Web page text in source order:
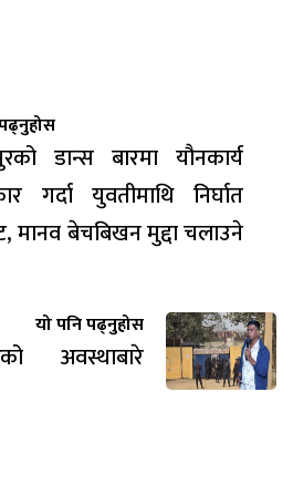
डान्स बारमा यौनकार्य
गर्दा युवतीमाथि निर्घात
मानव बेचबिखन मुद्दा चलाउने
यो पनि पढ्नुहोस
अवस्थाबारे